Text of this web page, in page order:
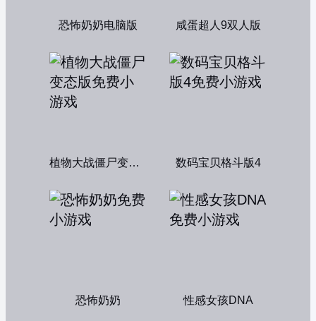
恐怖奶奶电脑版 咸蛋超人9双人版
植物大战僵尸变态版 数码宝贝格斗版4
恐怖奶奶 性感女孩DNA